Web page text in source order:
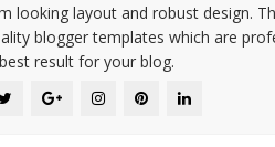
looking layout and robust design.
blogger templates which are
result for your blog.